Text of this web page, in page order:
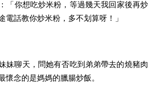
「你想吃炒米粉，等過幾天我回家後再炒
電話教你炒米粉，多不划算呀！」
妹聊天，問她有否吃到弟弟帶去的燒豬肉
懷念的是媽媽的臘腸炒飯。